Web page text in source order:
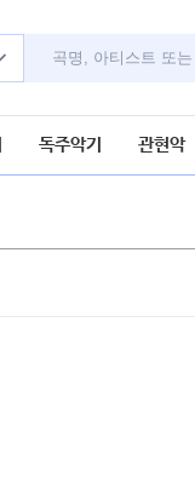
독주악기 관현악